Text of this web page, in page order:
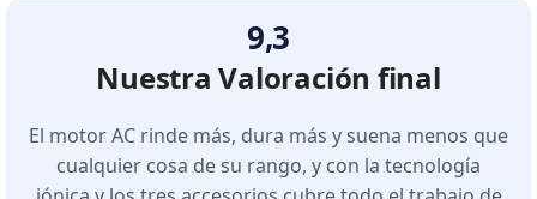
9,3
Nuestra Valoración final
El motor AC rinde más, dura más y suena menos que
cualquier cosa de su rango, y con la tecnología